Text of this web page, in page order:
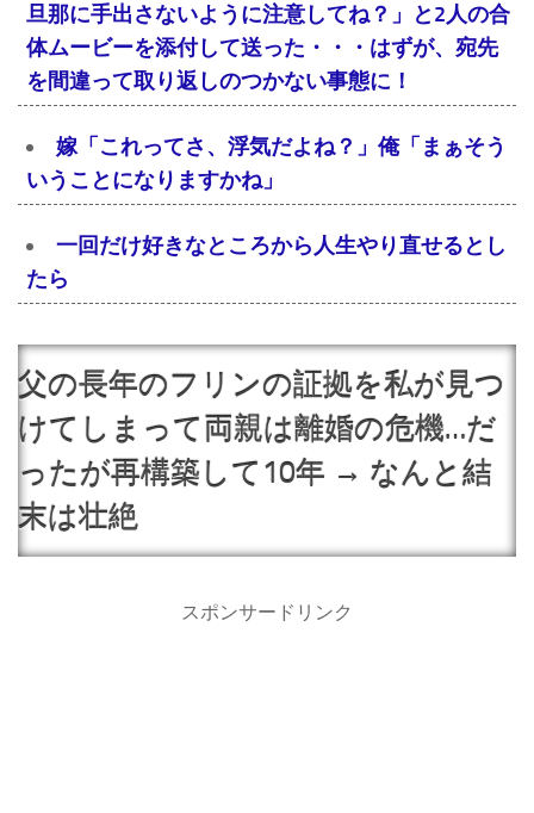
旦那に手出さないように注意してね？」と2人の合
体ムービーを添付して送った・・・はずが、宛先
を間違って取り返しのつかない事態に！
嫁「これってさ、浮気だよね？」俺「まぁそう
いうことになりますかね」
一回だけ好きなところから人生やり直せるとし
たら
父の長年のフリンの証拠を私が見つ
けてしまって両親は離婚の危機…だ
ったが再構築して10年 → なんと結
末は壮絶
スポンサードリンク